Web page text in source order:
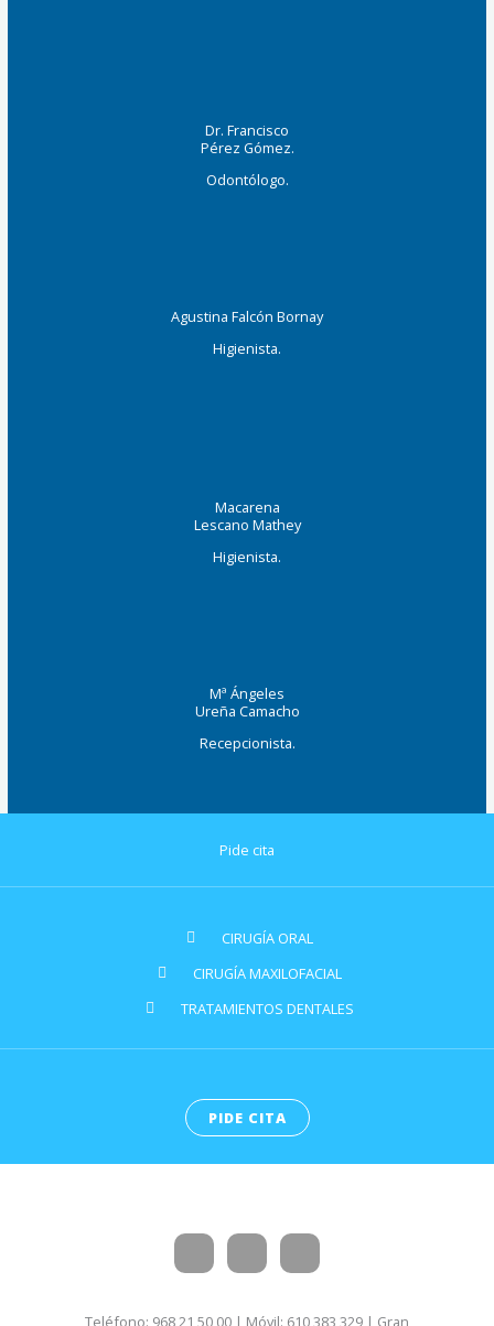
Dr. Francisco
Pérez Gómez.
Odontólogo.
Agustina Falcón Bornay
Higienista.
Macarena
Lescano Mathey
Higienista.
Mª Ángeles
Ureña Camacho
Recepcionista.
Pide cita
CIRUGÍA ORAL
CIRUGÍA MAXILOFACIAL
TRATAMIENTOS DENTALES
PIDE CITA
Teléfono: 968 21 50 00 | Móvil: 610 383 329 | Gran